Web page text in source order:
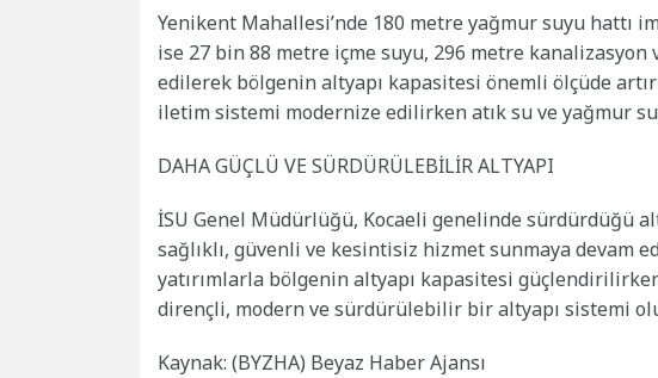
Yenikent Mahallesi’nde 180 metre yağmur suyu hattı
ise 27 bin 88 metre içme suyu, 296 metre kanalizasyon
edilerek bölgenin altyapı kapasitesi önemli ölçüde
iletim sistemi modernize edilirken atık su ve yağmur
DAHA GÜÇLÜ VE SÜRDÜRÜLEBİLİR ALTYAPI
İSU Genel Müdürlüğü, Kocaeli genelinde sürdürdüğü
sağlıklı, güvenli ve kesintisiz hizmet sunmaya devam
yatırımlarla bölgenin altyapı kapasitesi
dirençli, modern ve sürdürülebilir bir altyapı sistemi
Kaynak: (BYZHA) Beyaz Haber Ajansı